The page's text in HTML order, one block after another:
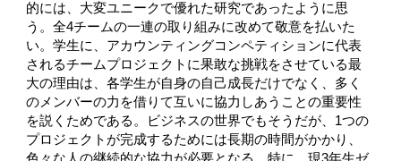
的には、大変ユニークで優れた研究であったように思
う。全4チームの一連の取り組みに改めて敬意を払いた
い。学生に、アカウンティングコンペティションに代表
されるチームプロジェクトに果敢な挑戦をさせている最
大の理由は、各学生が自身の自己成長だけでなく、多く
のメンバーの力を借りて互いに協力しあうことの重要性
を説くためである。ビジネスの世界でもそうだが、1つの
プロジェクトが完成するためには長期の時間がかかり、